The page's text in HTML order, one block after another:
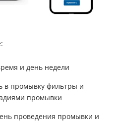
и день недели
в промывку фильтры и
промывки
проведения промывки и